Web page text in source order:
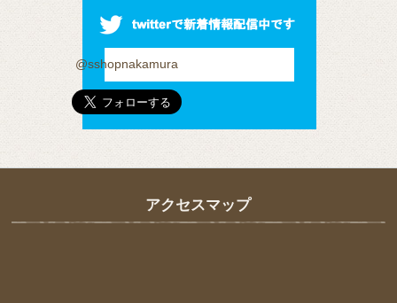
@sshopnakamura
アクセスマップ